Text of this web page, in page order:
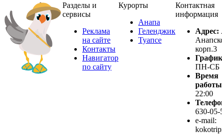
Разделы и
сервисы
Реклама
на сайте
Контакты
Навигатор
по сайту
Курорты
Анапа
Геленджик
Туапсе
Контактная
информация
Адрес:
корп.3
ПН-СБ
Время
22:00
630-05-
e-mail: